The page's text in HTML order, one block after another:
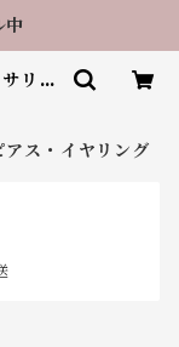
中
リー
アス・イヤリング